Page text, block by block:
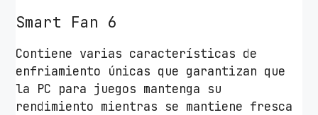
Smart Fan 6
Contiene varias características de
enfriamiento únicas que garantizan que
la PC para juegos mantenga su
rendimiento mientras se mantiene fresca